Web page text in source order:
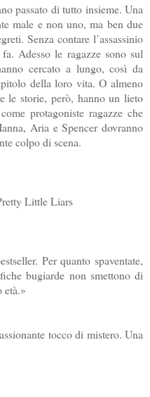
passato di tutto insieme. Una
male e non uno, ma ben due
Senza contare l’assassinio
Adesso le ragazze sono sul
cercato a lungo, così da
della loro vita. O almeno
le storie, però, hanno un lieto
protagoniste ragazze che
Aria e Spencer dovranno
colpo di scena.
Little Liars
Per quanto spaventate,
bugiarde non smettono di
età.»
tocco di mistero. Una